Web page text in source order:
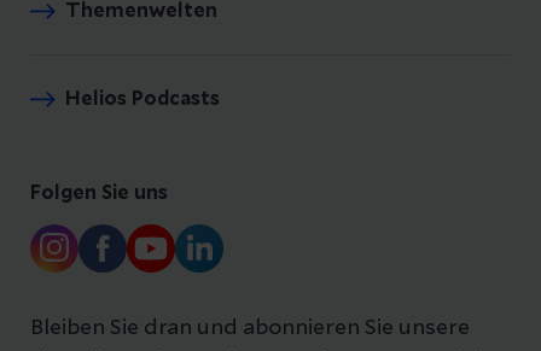
Themenwelten
Helios Podcasts
Folgen Sie uns
Bleiben Sie dran und abonnieren Sie unsere